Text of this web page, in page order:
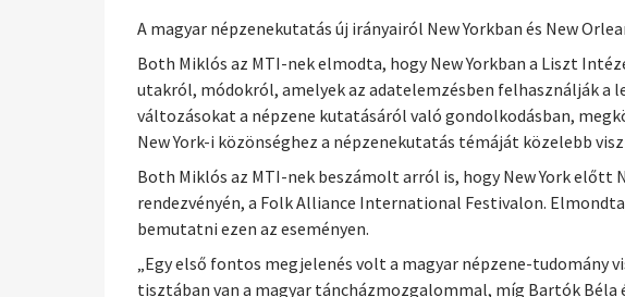
A magyar népzenekutatás új irányairól New Yorkban és New
Both Miklós az MTI-nek elmodta, hogy New Yorkban a Liszt
utakról, módokról, amelyek az adatelemzésben felhasználják a
változásokat a népzene kutatásáról való gondolkodásban,
New York-i közönséghez a népzenekutatás témáját közelebb
Both Miklós az MTI-nek beszámolt arról is, hogy New York
rendezvényén, a Folk Alliance International Festivalon.
bemutatni ezen az eseményen.
„Egy első fontos megjelenés volt a magyar népzene-tudomány
tisztában van a magyar táncházmozgalommal, míg Bartók